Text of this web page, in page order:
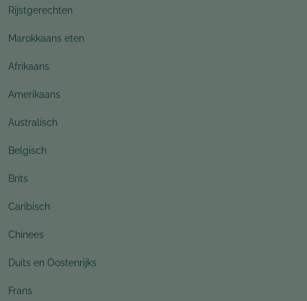
Rijstgerechten
Marokkaans eten
Afrikaans
Amerikaans
Australisch
Belgisch
Brits
Caribisch
Chinees
Duits en Oostenrijks
Frans